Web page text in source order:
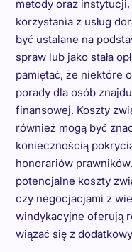
metody oraz
korzystania z usług
być ustalane na
spraw lub jako stała
pamiętać, że niektóre
porady dla osób
finansowej. Koszty
również mogą być
koniecznością
honorariów
potencjalne koszty
czy negocjacjami z
windykacyjne oferują
wiązać się z